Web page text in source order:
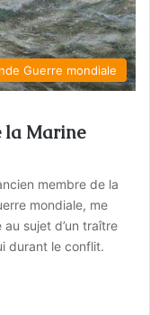
Guerre mondiale
la Marine
membre de la
mondiale, me
sujet d’un traître
durant le conflit.